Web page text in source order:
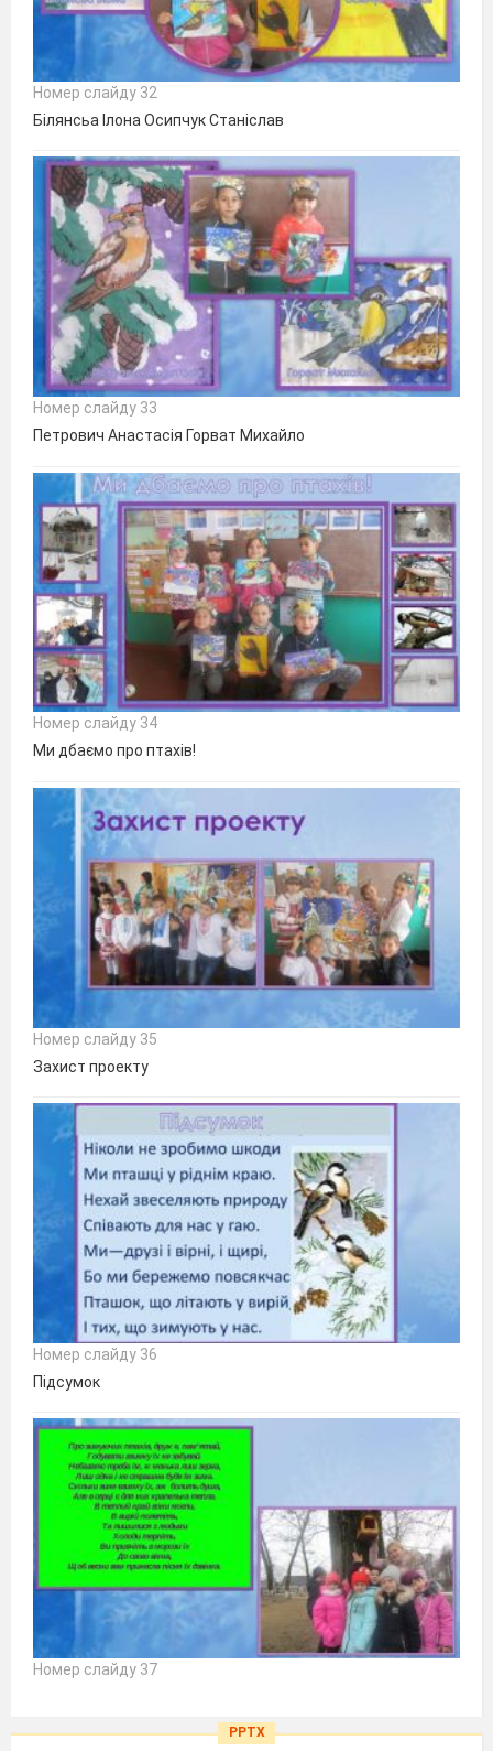
Номер слайду 32
Білянсьа Ілона Осипчук Станіслав
Номер слайду 33
Петрович Анастасія Горват Михайло
Номер слайду 34
Ми дбаємо про птахів!
Номер слайду 35
Захист проекту
Номер слайду 36
Підсумок
Номер слайду 37
PPTX